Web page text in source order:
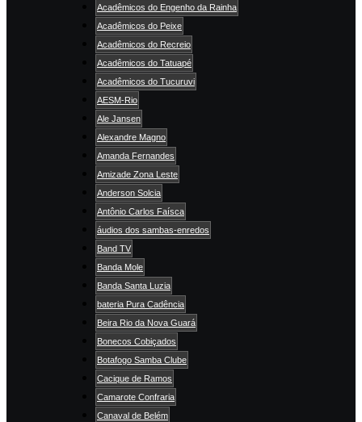
Acadêmicos do Engenho da Rainha
Acadêmicos do Peixe
Acadêmicos do Recreio
Acadêmicos do Tatuapé
Acadêmicos do Tucuruvi
AESM-Rio
Ale Jansen
Alexandre Magno
Amanda Fernandes
Amizade Zona Leste
Anderson Solcia
Antônio Carlos Faísca
áudios dos sambas-enredos
Band TV
Banda Mole
Banda Santa Luzia
bateria Pura Cadência
Beira Rio da Nova Guará
Bonecos Cobiçados
Botafogo Samba Clube
Cacique de Ramos
Camarote Confraria
Canaval de Belém